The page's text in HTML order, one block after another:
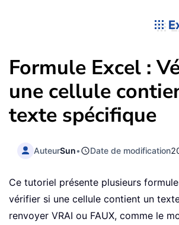
Formule Excel :
une cellule
texte spécifique
AuteurSun• Date de modification
Ce tutoriel présente plusieurs
vérifier si une cellule contient un
renvoyer VRAI ou FAUX, comme le